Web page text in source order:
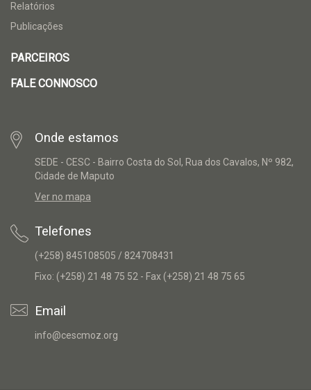
Relatórios
Publicações
PARCEIROS
FALE CONNOSCO
Onde estamos
SEDE - CESC - Bairro Costa do Sol, Rua dos Cavalos, Nº 982,
Cidade de Maputo
Ver no mapa
Telefones
(+258) 845108505 / 824708431
Fixo: (+258) 21 48 75 52 - Fax (+258) 21 48 75 65
Email
info@cescmoz.org